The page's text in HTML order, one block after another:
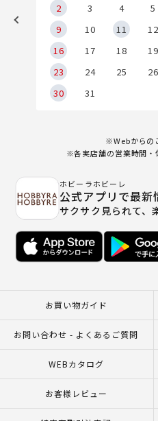
2
3 4 5
9
10 11 12
16
17 18 19
23
24 25 26
30
31
※Webからの
※各実店舗の営業時間・
ホビーラホビーレ
公式アプリで最新
サクサク見られて、
お買い物ガイド
お問い合わせ - よくあるご質問
WEBカタログ
お客様レビュー